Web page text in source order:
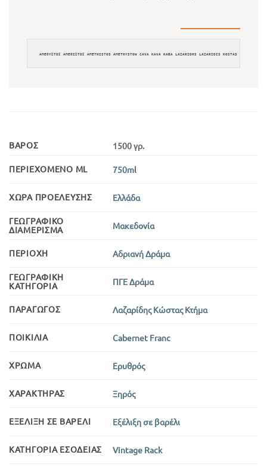
ΑΜΕΘΥΣΤΟΣ ΑΜΕΘΙΣΤΟΣ AMETHISTOS AMETHYSTOW CAVA KAVA KABA LAZARIDHS LAZARIDIS KOSTAS COSTAS
ΒΆΡΟΣ 1500 γρ.
ΠΕΡΙΕΧΌΜΕΝΟ ML 750ml
ΧΏΡΑ ΠΡΟΈΛΕΥΣΗΣ Ελλάδα
ΓΕΩΓΡΑΦΙΚΌ
ΔΙΑΜΈΡΙΣΜΑ
Μακεδονία
ΠΕΡΙΟΧΉ Αδριανή Δράμα
ΓΕΩΓΡΑΦΙΚΉ
ΚΑΤΗΓΟΡΊΑ
ΠΓΕ Δράμα
ΠΑΡΑΓΩΓΌΣ Λαζαρίδης Κώστας Κτήμα
ΠΟΙΚΙΛΊΑ Cabernet Franc
ΧΡΏΜΑ Ερυθρός
ΧΑΡΑΚΤΉΡΑΣ Ξηρός
ΕΞΈΛΙΞΗ ΣΕ ΒΑΡΈΛΙ Εξέλιξη σε βαρέλι
ΚΑΤΗΓΟΡΊΑ ΕΣΟΔΕΊΑΣ Vintage Rack